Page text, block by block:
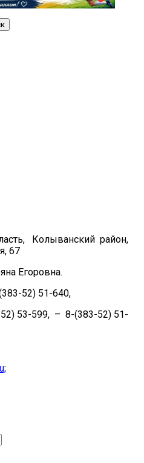
Колыванский район,
67
Егоровна.
52) 51-640,
53-599, – 8-(383-52) 51-